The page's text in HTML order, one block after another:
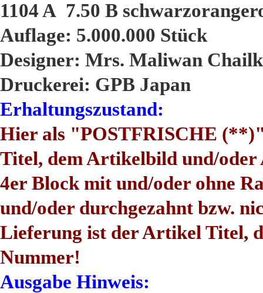
1104 A 7.50 B
Auflage: 5.000.000 Stück
Designer: Mrs. Maliwan
Druckerei: GPB Japan
Erhaltungszustand:
Hier als "POSTFRISCHE
Titel, dem Artikelbild und/oder
4er Block mit und/oder ohne
und/oder durchgezahnt bzw.
Lieferung ist der Artikel Titel,
Nummer!
Ausgabe Hinweis: